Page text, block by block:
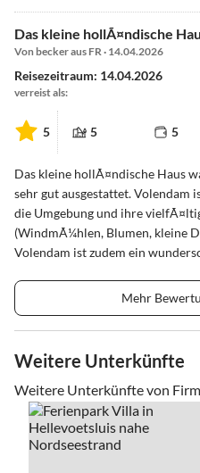
Das kleine hollÃ¤ndische
Von becker aus FR · 14.04.2026
Reisezeitraum: 14.04.2026
verreist als:
5 5 5
Das kleine hollÃ¤ndische Haus
sehr gut ausgestattet. Volendam
die Umgebung und ihre
(WindmÃ¼hlen, Blumen, kleine
Volendam ist zudem ein
Mehr
Weitere Unterkünfte
Weitere Unterkünfte von